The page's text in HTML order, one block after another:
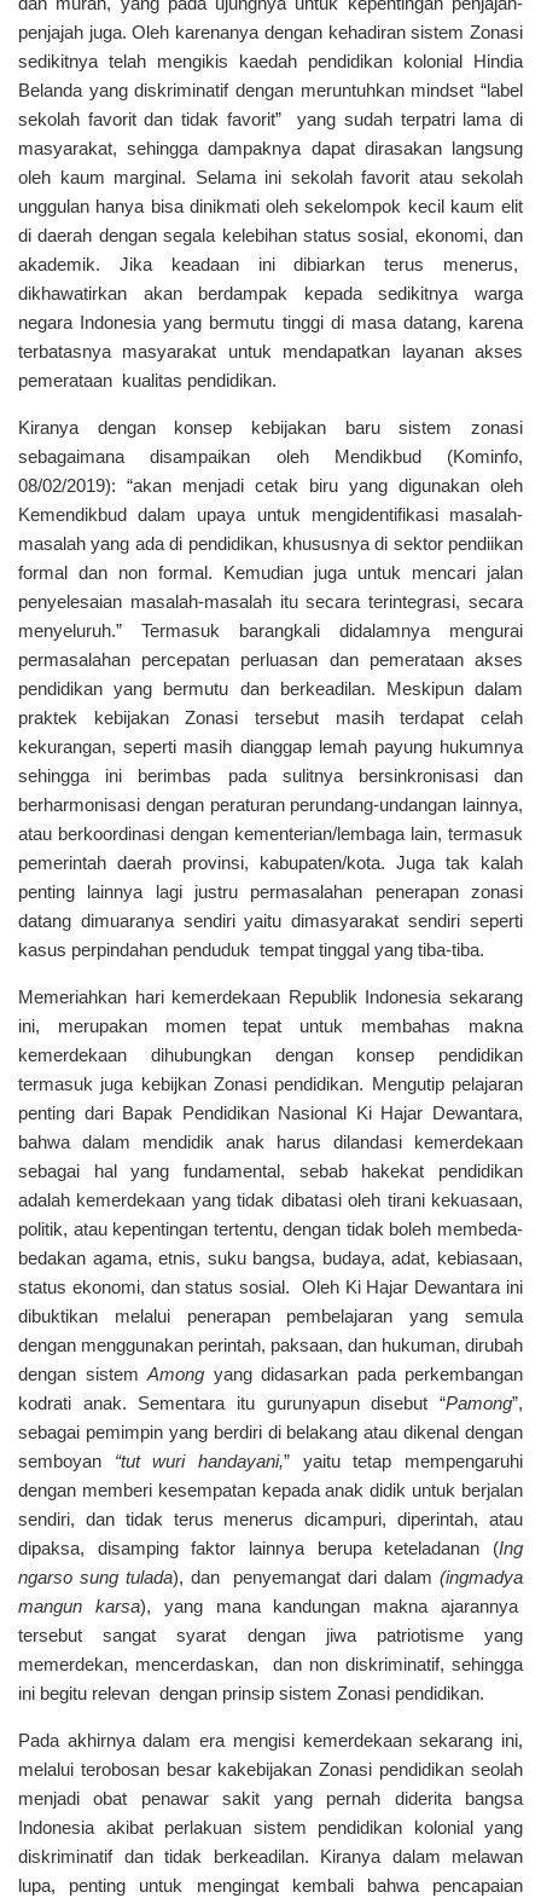
penjajah juga. Oleh karenanya dengan kehadiran sistem Zonasi
sedikitnya telah mengikis kaedah pendidikan kolonial Hindia
Belanda yang diskriminatif dengan meruntuhkan mindset “label
sekolah favorit dan tidak favorit” yang sudah terpatri lama di
masyarakat, sehingga dampaknya dapat dirasakan langsung
oleh kaum marginal. Selama ini sekolah favorit atau sekolah
unggulan hanya bisa dinikmati oleh sekelompok kecil kaum elit
di daerah dengan segala kelebihan status sosial, ekonomi, dan
akademik. Jika keadaan ini dibiarkan terus menerus,
dikhawatirkan akan berdampak kepada sedikitnya warga
negara Indonesia yang bermutu tinggi di masa datang, karena
terbatasnya masyarakat untuk mendapatkan layanan akses
pemerataan kualitas pendidikan.
Kiranya dengan konsep kebijakan baru sistem zonasi
sebagaimana disampaikan oleh Mendikbud (Kominfo,
08/02/2019): “akan menjadi cetak biru yang digunakan oleh
Kemendikbud dalam upaya untuk mengidentifikasi masalah-
masalah yang ada di pendidikan, khususnya di sektor pendiikan
formal dan non formal. Kemudian juga untuk mencari jalan
penyelesaian masalah-masalah itu secara terintegrasi, secara
menyeluruh.”
Termasuk barangkali didalamnya mengurai
permasalahan percepatan perluasan dan pemerataan akses
pendidikan yang bermutu dan berkeadilan. Meskipun dalam
praktek kebijakan Zonasi tersebut masih terdapat celah
kekurangan, seperti masih dianggap lemah payung hukumnya
sehingga ini berimbas pada sulitnya bersinkronisasi dan
berharmonisasi dengan peraturan perundang-undangan lainnya,
atau berkoordinasi dengan kementerian/lembaga lain, termasuk
pemerintah daerah provinsi, kabupaten/kota. Juga tak kalah
penting lainnya lagi justru permasalahan penerapan zonasi
datang dimuaranya sendiri yaitu dimasyarakat sendiri seperti
kasus perpindahan penduduk tempat tinggal yang tiba-tiba.
Memeriahkan hari kemerdekaan Republik Indonesia sekarang
ini, merupakan momen tepat untuk membahas makna
kemerdekaan dihubungkan dengan konsep pendidikan
termasuk juga kebijkan Zonasi pendidikan. Mengutip pelajaran
penting dari Bapak Pendidikan Nasional Ki Hajar Dewantara,
bahwa dalam mendidik anak harus dilandasi kemerdekaan
sebagai hal yang fundamental, sebab hakekat pendidikan
adalah kemerdekaan yang tidak dibatasi oleh tirani kekuasaan,
politik, atau kepentingan tertentu, dengan tidak boleh membeda-
bedakan agama, etnis, suku bangsa, budaya, adat, kebiasaan,
status ekonomi, dan status sosial. Oleh Ki Hajar Dewantara ini
dibuktikan melalui penerapan pembelajaran yang semula
dengan menggunakan perintah, paksaan, dan hukuman, dirubah
dengan sistem Among yang didasarkan pada perkembangan
kodrati anak. Sementara itu gurunyapun disebut “Pamong”,
sebagai pemimpin yang berdiri di belakang atau dikenal dengan
semboyan “tut wuri handayani,” yaitu tetap mempengaruhi
dengan memberi kesempatan kepada anak didik untuk berjalan
sendiri, dan tidak terus menerus dicampuri, diperintah, atau
dipaksa, disamping faktor lainnya berupa keteladanan (Ing
ngarso sung tulada), dan penyemangat dari dalam (ingmadya
mangun karsa), yang mana kandungan makna ajarannya
tersebut sangat syarat dengan jiwa patriotisme yang
memerdekan, mencerdaskan, dan non diskriminatif, sehingga
ini begitu relevan dengan prinsip sistem Zonasi pendidikan.
Pada akhirnya dalam era mengisi kemerdekaan sekarang ini,
melalui terobosan besar kakebijakan Zonasi pendidikan seolah
menjadi obat penawar sakit yang pernah diderita bangsa
Indonesia akibat perlakuan sistem pendidikan kolonial yang
diskriminatif dan tidak berkeadilan. Kiranya dalam melawan
lupa, penting untuk mengingat kembali bahwa pencapaian